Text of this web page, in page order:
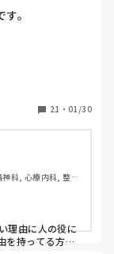
。
められたこと
からという理由
書きたかった
徹夜しました。
だと言われ、さ
師になってから
ました。
けばよかったで
21 ・ 01/30
科, 心療内科, 整形
経内科, 脳神経外
, オペ室, 透析
理由に人の役に
を持ってる方は